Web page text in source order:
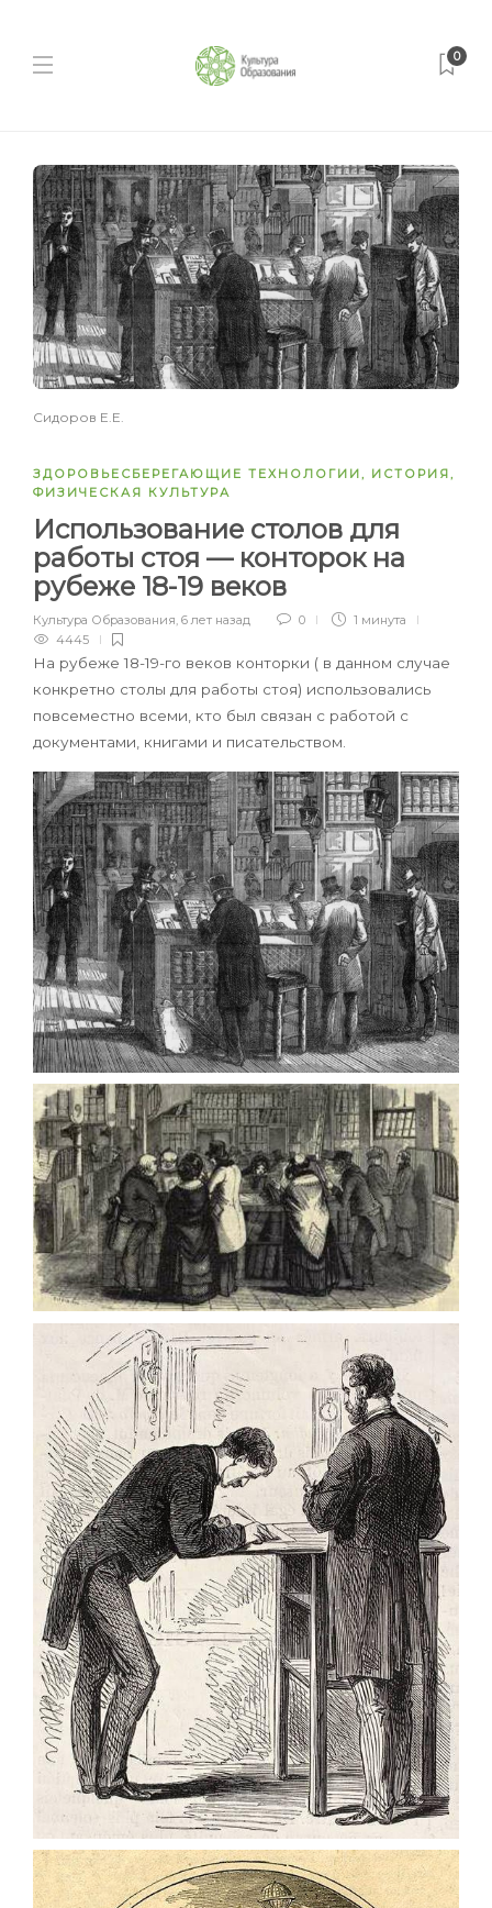
0
Сидоров Е.Е.
ЗДОРОВЬЕСБЕРЕГАЮЩИЕ ТЕХНОЛОГИИ, ИСТОРИЯ,
ФИЗИЧЕСКАЯ КУЛЬТУРА
Использование столов для
работы стоя — конторок на
рубеже 18-19 веков
Культура Образования, 6 лет назад 0
1 минута
4445
На рубеже 18-19-го веков конторки ( в данном случае
конкретно столы для работы стоя) использовались
повсеместно всеми, кто был связан с работой с
документами, книгами и писательством.